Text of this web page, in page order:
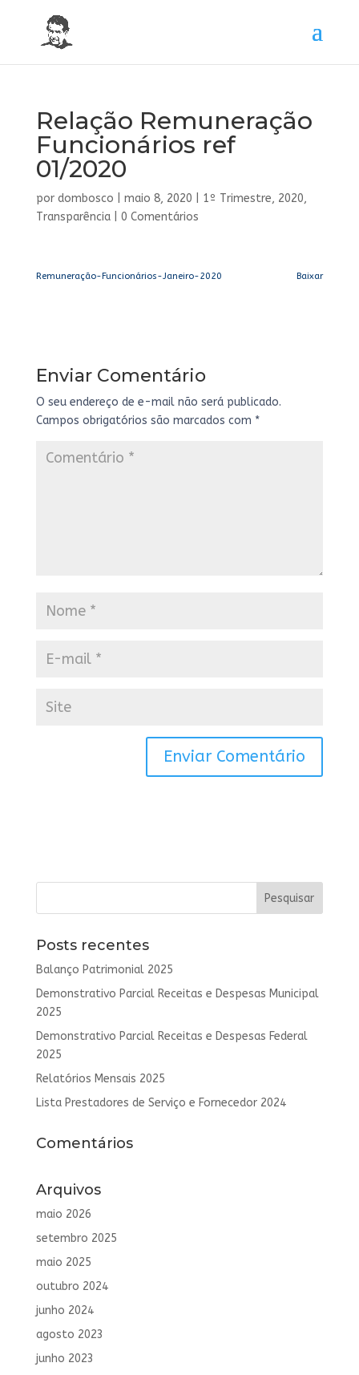
Relação Remuneração
Funcionários ref
01/2020
por dombosco maio 8, 2020 1º Trimestre, 2020,
Transparência| 0 Comentários
Remuneração-Funcionários-Janeiro-2020 Baixar
Enviar Comentário
O seu endereço de e-mail não será publicado.
Campos obrigatórios são marcados com *
Posts recentes
Balanço Patrimonial 2025
Demonstrativo Parcial Receitas e Despesas Municipal
2025
Demonstrativo Parcial Receitas e Despesas Federal
2025
Relatórios Mensais 2025
Lista Prestadores de Serviço e Fornecedor 2024
Comentários
Arquivos
maio 2026
setembro 2025
maio 2025
outubro 2024
junho 2024
agosto 2023
junho 2023